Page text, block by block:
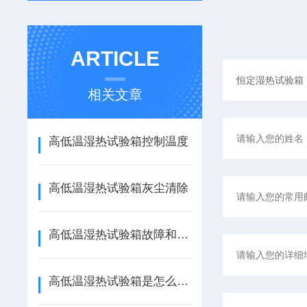
ARTICLE
相关文章
高低温湿热试验箱控制温度
高低温湿热试验箱灰尘清除
高低温湿热试验箱故障和解决方法
高低温湿热试验箱是怎么进行温湿度的控制